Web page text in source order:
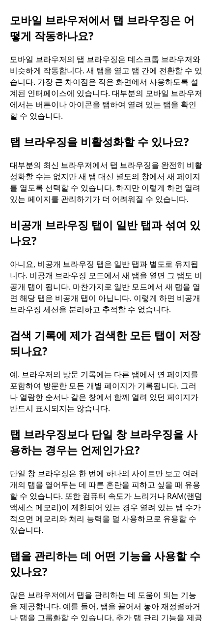
모바일 브라우저에서 탭 브라우징은 어
떻게 작동하나요?
모바일 브라우저의 탭 브라우징은 데스크톱 브라우저와
비슷하게 작동합니다. 새 탭을 열고 탭 간에 전환할 수 있
습니다. 가장 큰 차이점은 작은 화면에서 사용하도록 설
계된 인터페이스에 있습니다. 대부분의 모바일 브라우저
에서는 버튼이나 아이콘을 탭하여 열려 있는 탭을 확인
할 수 있습니다.
탭 브라우징을 비활성화할 수 있나요?
대부분의 최신 브라우저에서 탭 브라우징을 완전히 비활
성화할 수는 없지만 새 탭 대신 별도의 창에서 새 페이지
를 열도록 선택할 수 있습니다. 하지만 이렇게 하면 열려
있는 페이지를 관리하기가 더 어려워질 수 있습니다.
비공개 브라우징 탭이 일반 탭과 섞여 있
나요?
아니요, 비공개 브라우징 탭은 일반 탭과 별도로 유지됩
니다. 비공개 브라우징 모드에서 새 탭을 열면 그 탭도 비
공개 탭이 됩니다. 마찬가지로 일반 모드에서 새 탭을 열
면 해당 탭은 비공개 탭이 아닙니다. 이렇게 하면 비공개
브라우징 세션을 분리하고 추적할 수 없습니다.
검색 기록에 제가 검색한 모든 탭이 저장
되나요?
예. 브라우저의 방문 기록에는 다른 탭에서 연 페이지를
포함하여 방문한 모든 개별 페이지가 기록됩니다. 그러
나 열람한 순서나 같은 창에서 함께 열려 있던 페이지가
반드시 표시되지는 않습니다.
탭 브라우징보다 단일 창 브라우징을 사
용하는 경우는 언제인가요?
단일 창 브라우징은 한 번에 하나의 사이트만 보고 여러
개의 탭을 열어두는 데 따른 혼란을 피하고 싶을 때 유용
할 수 있습니다. 또한 컴퓨터 속도가 느리거나 RAM(랜덤
액세스 메모리)이 제한되어 있는 경우 열려 있는 탭 수가
적으면 메모리와 처리 능력을 덜 사용하므로 유용할 수
있습니다.
탭을 관리하는 데 어떤 기능을 사용할 수
있나요?
많은 브라우저에서 탭을 관리하는 데 도움이 되는 기능
을 제공합니다. 예를 들어, 탭을 끌어서 놓아 재정렬하거
나 탭을 그룹화할 수 있습니다. 추가 탭 관리 기능을 제공